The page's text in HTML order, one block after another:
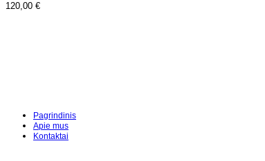
120,00 €
Pagrindinis
Apie mus
Kontaktai